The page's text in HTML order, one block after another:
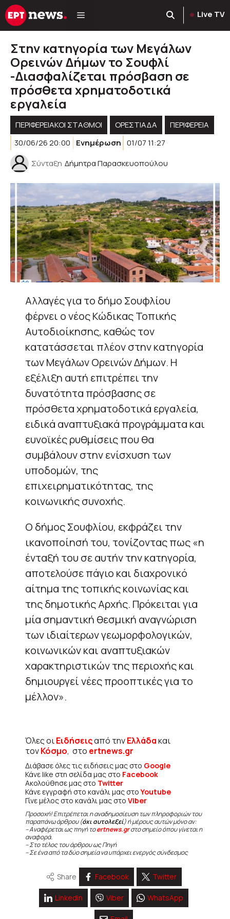
Μετάβαση
σε
Live TV
Στην κατηγορία των Μεγάλων
Ορεινών Δήμων το Σουφλί
-Διασφαλίζεται πρόσβαση σε
πρόσθετα χρηματοδοτικά
εργαλεία
ΠΕΡΙΦΕΡΕΙΑΚΟΊ ΣΤΑΘΜΟΊ ΟΡΕΣΤΙΑΔΑ
ΠΕΡΙΦΈΡΕΙΑ
30/06/26 20:00
Ενημέρωση 01/07 11:27
Σύνταξη Δήμητρα Παρασκευοπούλου
Αλλαγές για το δήμο Σουφλίου
φέρνει ο νέος Κώδικας Τοπικής
Αυτοδιοίκησης, καθώς τον
κατατάσσεται πλέον στην κατηγορία
των Μεγάλων Ορεινών Δήμων. Η
εξέλιξη αυτή επιτρέπει την
δυνατότητα πρόσβασης σε
πρόσθετα χρηματοδοτικά εργαλεία,
ειδικά αναπτυξιακά προγράμματα και
ευνοϊκές ρυθμίσεις που θα
συμβάλουν στην ενίσχυση των
υποδομών, της
επιχειρηματικότητας, της
κοινωνικής συνοχής.
Ο δήμος Σουφλίου, εκφράζει την
ικανοποίησή του, τονίζοντας πως «η
ένταξή του σε αυτήν την κατηγορία,
αποτελούσε πάγιο και διαχρονικό
αίτημα της τοπικής κοινωνίας και
της δημοτικής Αρχής. Πρόκειται για
μία σημαντική θεσμική αναγνώριση
των ιδιαίτερων γεωμορφολογικών,
κοινωνικών και αναπτυξιακών
χαρακτηριστικών της περιοχής και
δημιουργεί νέες προοπτικές για το
μέλλον».
Όλες οιΕιδήσειςαπό τηνΕλλάδακαι
τονΚόσμο, στο ertnews.gr
Διάβασε όλες τις ειδήσεις μας στο Google
Κάνε like στη σελίδα μας στο Facebook
Ακολούθησε μας στο Twitter
Κάνε εγγραφή στο κανάλι μας στοYoutube
Γίνε μέλος στο κανάλι μας στο Viber
Προσοχή! Επιτρέπεται η αναδημοσίευση των πληροφοριών του
παραπάνω άρθρου (όχι αυτολεξεί) ή μέρους αυτών μόνο αν:
– Αναφέρεται ως πηγή τοertnews.grστο σημείο όπου γίνεται η
αναφορά.
– Στο τέλος του άρθρου ως Πηγή
– Σε ένα από τα δύο σημεία να υπάρχει ενεργός σύνδεσμος
Share Facebook Twitter
Linkedin Viber WhatsApp